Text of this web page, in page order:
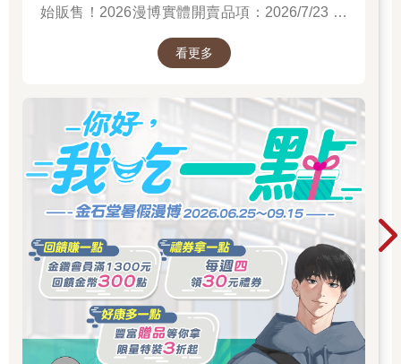
始販售！2026漫博實體開賣品項：2026/7/23 早
上十點開始販售！2026漫博實體開賣品項：
2026/7/23 早上十點開始販售！先領券券再結帳
看更多